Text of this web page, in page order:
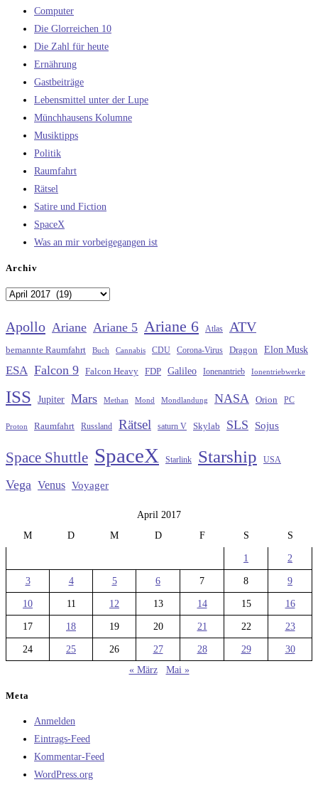
Computer
Die Glorreichen 10
Die Zahl für heute
Ernährung
Gastbeiträge
Lebensmittel unter der Lupe
Münchhausens Kolumne
Musiktipps
Politik
Raumfahrt
Rätsel
Satire und Fiction
SpaceX
Was an mir vorbeigegangen ist
Archiv
Archiv
Apollo Ariane Ariane 5 Ariane 6 Atlas ATV
bemannte Raumfahrt Buch Cannabis CDU Corona-Virus Dragon Elon Musk
ESA Falcon 9 Falcon Heavy FDP Galileo Ionenantrieb Ionentriebwerke
ISS Jupiter Mars Methan Mond Mondlandung NASA Orion PC
Proton Raumfahrt Russland Rätsel saturn V Skylab SLS Sojus
Space Shuttle SpaceX Starlink Starship USA
Vega Venus Voyager
April 2017
M
D M D F S S
1 2
3 4 5 6 7 8 9
10 11 12 13 14 15 16
17 18 19 20 21 22 23
24 25 26 27 28 29
30
« März
Mai »
Meta
Anmelden
Eintrags-Feed
Kommentar-Feed
WordPress.org